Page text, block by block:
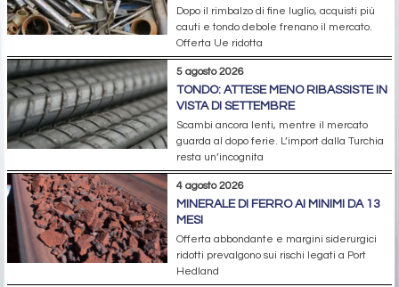
Dopo il rimbalzo di fine luglio, acquisti più
cauti e tondo debole frenano il mercato.
Offerta Ue ridotta
5 agosto 2026
TONDO: ATTESE MENO RIBASSISTE IN
VISTA DI SETTEMBRE
Scambi ancora lenti, mentre il mercato
guarda al dopo ferie. L’import dalla Turchia
resta un’incognita
4 agosto 2026
MINERALE DI FERRO AI MINIMI DA 13
MESI
Offerta abbondante e margini siderurgici
ridotti prevalgono sui rischi legati a Port
Hedland